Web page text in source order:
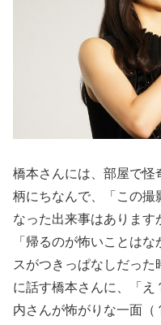
橋本さんには、部屋で怪
柄にちなんで、「この撮
なった出来事はあります
「帰るのが怖いことは
スがつきっぱなしだっ
に話す橋本さんに、「
内さんが怖がりな一面（